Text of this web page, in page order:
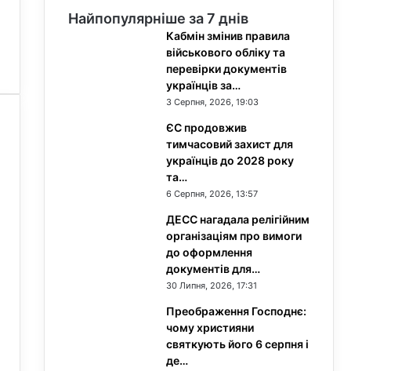
Найпопулярніше за 7 днів
Кабмін змінив правила
військового обліку та
перевірки документів
українців за…
3 Серпня, 2026, 19:03
ЄС продовжив
тимчасовий захист для
українців до 2028 року
та…
6 Серпня, 2026, 13:57
ДЕСС нагадала релігійним
організаціям про вимоги
до оформлення
документів для…
30 Липня, 2026, 17:31
Преображення Господнє:
чому християни
святкують його 6 серпня і
де…